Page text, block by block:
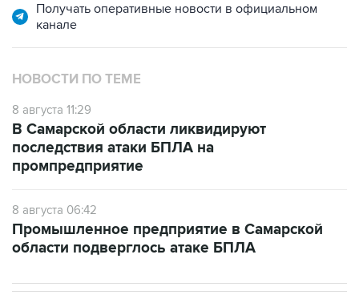
Получать оперативные новости в официальном
канале
НОВОСТИ ПО ТЕМЕ
8 августа 11:29
В Самарской области ликвидируют
последствия атаки БПЛА на
промпредприятие
8 августа 06:42
Промышленное предприятие в Самарской
области подверглось атаке БПЛА